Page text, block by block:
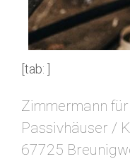
[tab: ]
Zimmermann
Passivhäuser /
67725